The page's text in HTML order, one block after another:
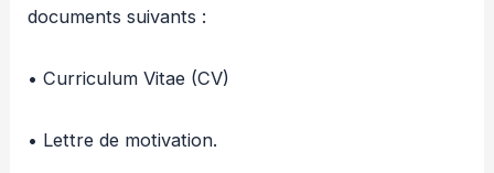
documents suivants :
• Curriculum Vitae (CV)
• Lettre de motivation.